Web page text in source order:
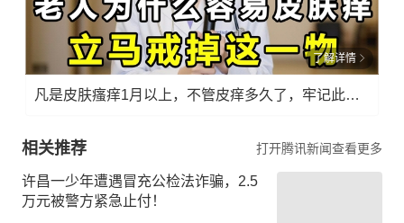
了解详情
凡是皮肤瘙痒1月以上，不管皮痒多久了，牢记此法，快！准！狠！
相关推荐 打开腾讯新闻查看更多
许昌一少年遭遇冒充公检法诈骗，2.5
万元被警方紧急止付！